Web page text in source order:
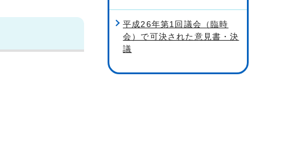
平成26年第1回議会（臨時
会）で可決された意見書・決
議